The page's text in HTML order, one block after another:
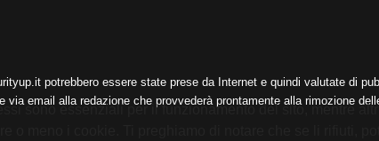
potrebbero essere state prese da Internet e quindi valutate di
via email alla redazione che provvederà prontamente alla rimozione
sono essenziali per il funzionamento del sito, mentre